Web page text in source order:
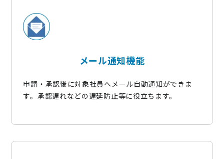
メール通知機能
申請・承認後に対象社員へメール自動通知ができま
す。承認遅れなどの遅延防止等に役立ちます。